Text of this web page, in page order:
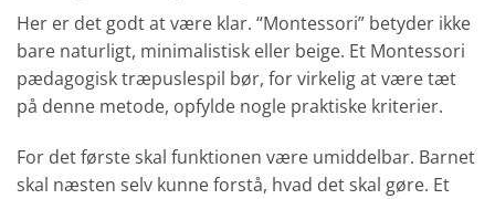
Her er det godt at være klar. “Montessori” betyder ikke
bare naturligt, minimalistisk eller beige. Et Montessori
pædagogisk træpuslespil bør, for virkelig at være tæt
på denne metode, opfylde nogle praktiske kriterier.
For det første skal funktionen være umiddelbar. Barnet
skal næsten selv kunne forstå, hvad det skal gøre. Et